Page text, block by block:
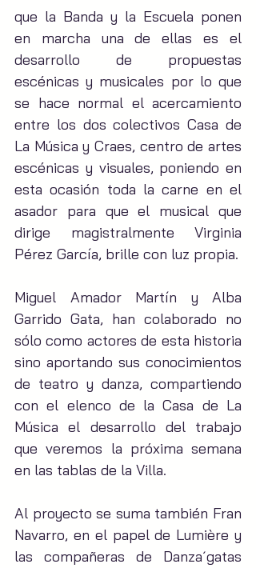
que la Banda y la Escuela ponen
en marcha una de ellas es el
desarrollo de propuestas
escénicas y musicales por lo que
se hace normal el acercamiento
entre los dos colectivos Casa de
La Música y Craes, centro de artes
escénicas y visuales, poniendo en
esta ocasión toda la carne en el
asador para que el musical que
dirige magistralmente Virginia
Pérez García, brille con luz propia.
Miguel Amador Martín y Alba
Garrido Gata, han colaborado no
sólo como actores de esta historia
sino aportando sus conocimientos
de teatro y danza, compartiendo
con el elenco de la Casa de La
Música el desarrollo del trabajo
que veremos la próxima semana
en las tablas de la Villa.
Al proyecto se suma también Fran
Navarro, en el papel de Lumière y
las compañeras de Danza´gatas